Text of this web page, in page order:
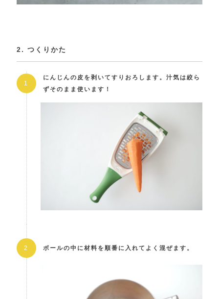
2. つくりかた
にんじんの皮を剥いてすりおろします。汁気は絞ら
ずそのまま使います！
ボールの中に材料を順番に入れてよく混ぜます。